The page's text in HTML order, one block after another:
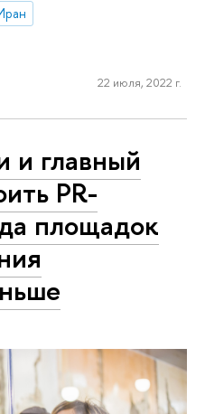
22 июля, 2022 г.
и главный
PR-
площадок